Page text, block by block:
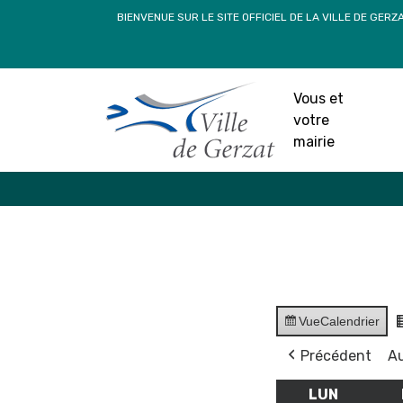
BIENVENUE SUR LE SITE OFFICIEL DE LA VILLE DE
Vous et
votre
mairie
VueCalendrier
Précédent
LUN